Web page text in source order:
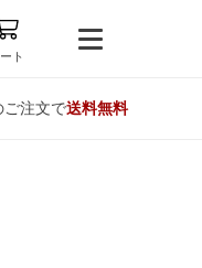
ト
注文で送料無料